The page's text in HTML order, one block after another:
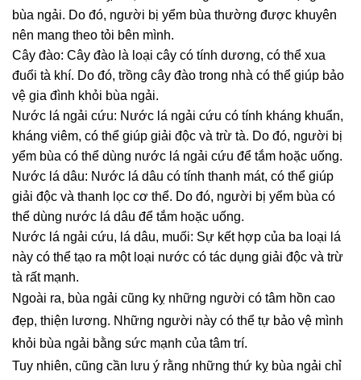
bùa ngải. Do đó, người bị yểm bùa thường được khuyên
nên mang theo tỏi bên mình.
Cây đào: Cây đào là loại cây có tính dương, có thể xua
đuổi tà khí. Do đó, trồng cây đào trong nhà có thể giúp bảo
vệ gia đình khỏi bùa ngải.
Nước lá ngải cứu: Nước lá ngải cứu có tính kháng khuẩn,
kháng viêm, có thể giúp giải độc và trừ tà. Do đó, người bị
yểm bùa có thể dùng nước lá ngải cứu để tắm hoặc uống.
Nước lá dâu: Nước lá dâu có tính thanh mát, có thể giúp
giải độc và thanh lọc cơ thể. Do đó, người bị yểm bùa có
thể dùng nước lá dâu để tắm hoặc uống.
Nước lá ngải cứu, lá dâu, muối: Sự kết hợp của ba loại lá
này có thể tạo ra một loại nước có tác dụng giải độc và trừ
tà rất mạnh.
Ngoài ra, bùa ngải cũng kỵ những người có tâm hồn cao
đẹp, thiện lương. Những người này có thể tự bảo vệ mình
khỏi bùa ngải bằng sức mạnh của tâm trí.
Tuy nhiên, cũng cần lưu ý rằng những thứ kỵ bùa ngải chỉ